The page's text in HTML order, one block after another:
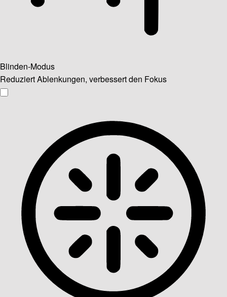
Blinden-Modus
Reduziert Ablenkungen, verbessert den Fokus